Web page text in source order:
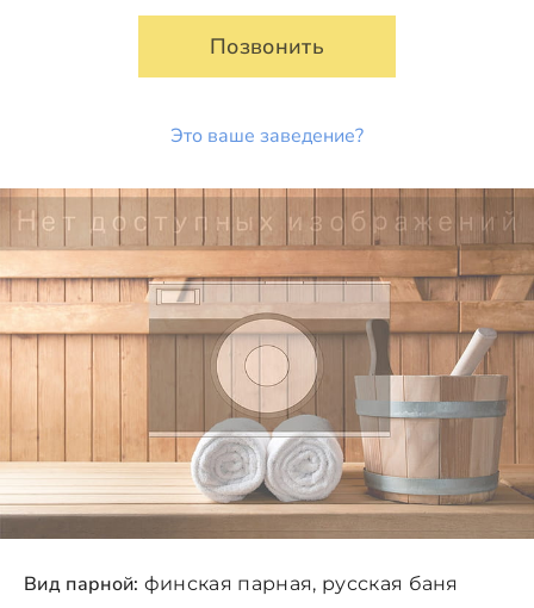
Позвонить
Это ваше заведение?
Вид парной: финская парная, русская баня